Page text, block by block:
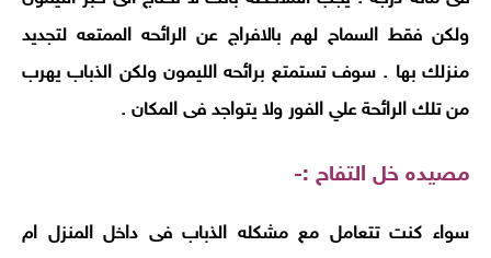
ولكن فقط السماح لهم بالافراج عن الرائحه الممتعه لتجديد
منزلك بها . سوف تستمتع برائحه الليمون ولكن الذباب يهرب
من تلك الرائحة علي الفور ولا يتواجد فى المكان .
مصيده خل التفاح :-
سواء كنت تتعامل مع مشكله الذباب فى داخل المنزل ام